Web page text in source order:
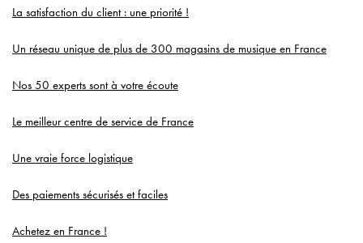
La satisfaction du client : une priorité !
Un réseau unique de plus de 300 magasins de musique en France
Nos 50 experts sont à votre écoute
Le meilleur centre de service de France
Une vraie force logistique
Des paiements sécurisés et faciles
Achetez en France !